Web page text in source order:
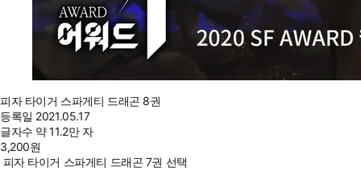
피자 타이거 스파게티 드래곤 8권
등록일 2021.05.17
글자수 약 11.2만 자
3,200원
피자 타이거 스파게티 드래곤 7권 선택